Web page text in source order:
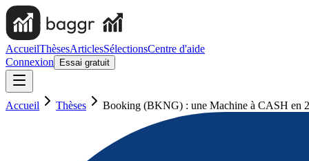
AccueilThèsesArticlesSélectionsCentre d'aide
Connexion
Essai gratuit
Accueil Thèses Booking (BKNG) : une Machine à CASH en